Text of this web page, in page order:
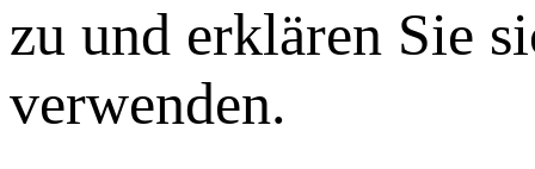
zu und erklären Sie
verwenden.